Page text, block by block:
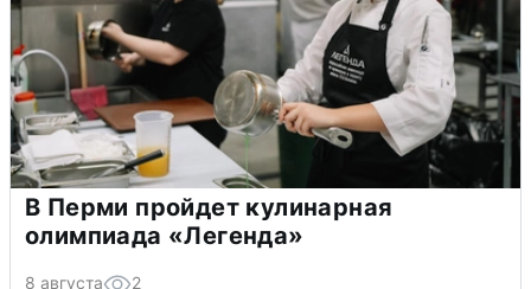
В Перми пройдет кулинарная
олимпиада «Легенда»
8 августа 2